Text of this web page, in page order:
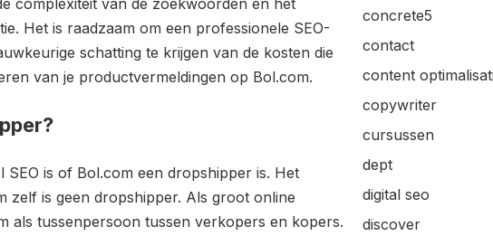
complexiteit van de zoekwoorden en het
Het is raadzaam om een professionele SEO-
schatting te krijgen van de kosten die
van je productvermeldingen op Bol.com.
SEO is of Bol.com een dropshipper is. Het
zelf is geen dropshipper. Als groot online
als tussenpersoon tussen verkopers en kopers.
concrete5
contact
content
copywriter
cursussen
dept
digital seo
discover